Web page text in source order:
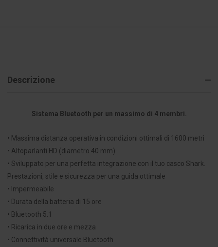
Descrizione
Sistema Bluetooth per un massimo di 4 membri.
• Massima distanza operativa in condizioni ottimali di 1600 metri
• Altoparlanti HD (diametro 40 mm)
• Sviluppato per una perfetta integrazione con il tuo casco Shark.
Prestazioni, stile e sicurezza per una guida ottimale
• Impermeabile
• Durata della batteria di 15 ore
• Bluetooth 5.1
• Ricarica in due ore e mezza
• Connettività universale Bluetooth